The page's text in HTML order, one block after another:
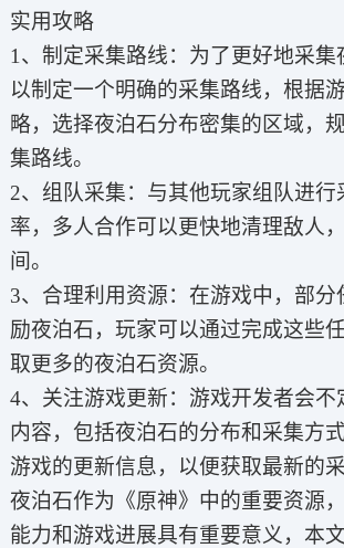
实用攻略
1、制定采集路线：为了更好地采集
以制定一个明确的采集路线，根据
略，选择夜泊石分布密集的区域，
集路线。
2、组队采集：与其他玩家组队进行
率，多人合作可以更快地清理敌人
间。
3、合理利用资源：在游戏中，部分
励夜泊石，玩家可以通过完成这些
取更多的夜泊石资源。
4、关注游戏更新：游戏开发者会不
内容，包括夜泊石的分布和采集方
游戏的更新信息，以便获取最新的采
夜泊石作为《原神》中的重要资源
能力和游戏进展具有重要意义，本